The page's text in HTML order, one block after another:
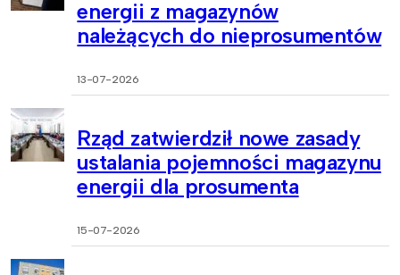
energii z magazynów
należących do nieprosumentów
13-07-2026
Rząd zatwierdził nowe zasady
ustalania pojemności magazynu
energii dla prosumenta
15-07-2026